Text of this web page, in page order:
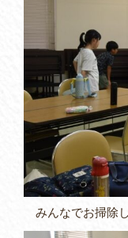
みんなでお掃除